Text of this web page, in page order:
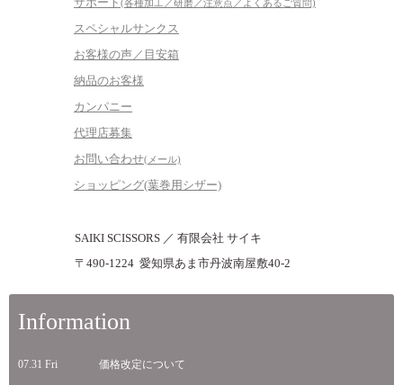
(各種加工／研磨／注意点／よくあるご質問)
スペシャルサンクス
お客様の声／目安箱
納品のお客様
カンパニー
代理店募集
お問い合わせ(メール)
ショッピング(葉巻用シザー)
SAIKI SCISSORS ／ 有限会社 サイキ
〒490-1224 愛知県あま市丹波南屋敷40-2
Information
07.31 Fri 価格改定について